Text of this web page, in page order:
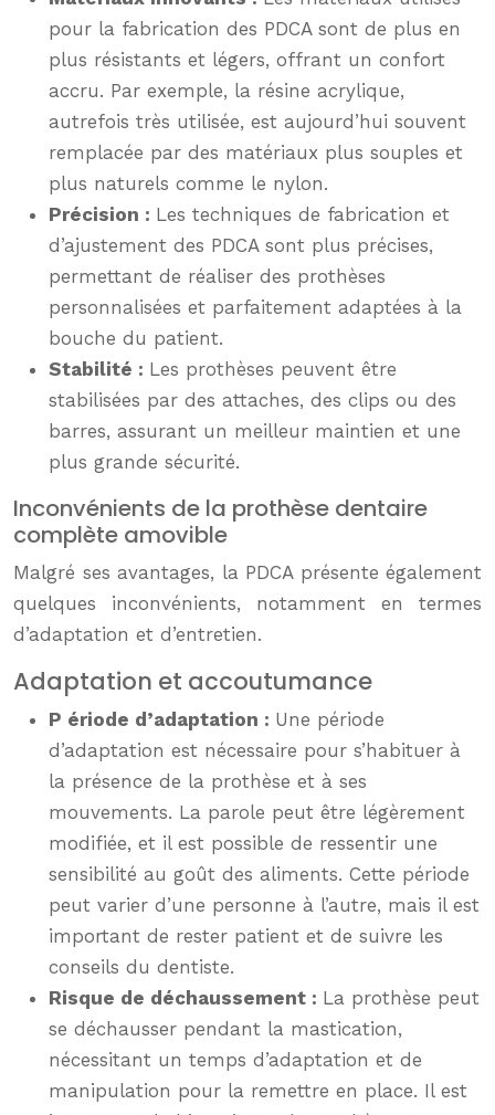
pour la fabrication des PDCA sont de plus en
plus résistants et légers, offrant un confort
accru. Par exemple, la résine acrylique,
autrefois très utilisée, est aujourd’hui souvent
remplacée par des matériaux plus souples et
plus naturels comme le nylon.
Précision : Les techniques de fabrication et
d’ajustement des PDCA sont plus précises,
permettant de réaliser des prothèses
personnalisées et parfaitement adaptées à la
bouche du patient.
Stabilité : Les prothèses peuvent être
stabilisées par des attaches, des clips ou des
barres, assurant un meilleur maintien et une
plus grande sécurité.
Inconvénients de la prothèse dentaire
complète amovible
Malgré ses avantages, la PDCA présente également
quelques inconvénients, notamment en termes
d’adaptation et d’entretien.
Adaptation et accoutumance
P ériode d’adaptation : Une période
d’adaptation est nécessaire pour s’habituer à
la présence de la prothèse et à ses
mouvements. La parole peut être légèrement
modifiée, et il est possible de ressentir une
sensibilité au goût des aliments. Cette période
peut varier d’une personne à l’autre, mais il est
important de rester patient et de suivre les
conseils du dentiste.
Risque de déchaussement : La prothèse peut
se déchausser pendant la mastication,
nécessitant un temps d’adaptation et de
manipulation pour la remettre en place. Il est